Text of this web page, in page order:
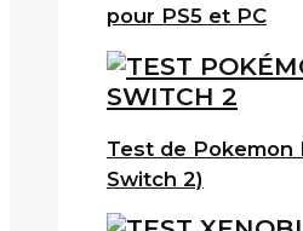
pour PS5 et PC
Test de Pokemon
Switch 2)